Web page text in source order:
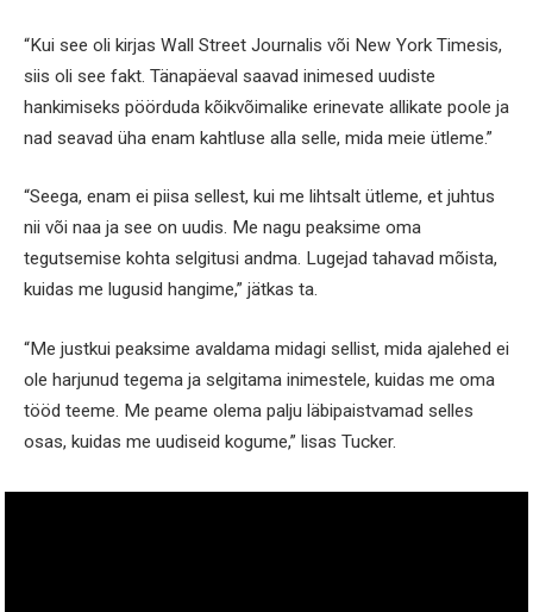
“Kui see oli kirjas Wall Street Journalis või New York Timesis,
siis oli see fakt. Tänapäeval saavad inimesed uudiste
hankimiseks pöörduda kõikvõimalike erinevate allikate poole ja
nad seavad üha enam kahtluse alla selle, mida meie ütleme.”
“Seega, enam ei piisa sellest, kui me lihtsalt ütleme, et juhtus
nii või naa ja see on uudis. Me nagu peaksime oma
tegutsemise kohta selgitusi andma. Lugejad tahavad mõista,
kuidas me lugusid hangime,” jätkas ta.
“Me justkui peaksime avaldama midagi sellist, mida ajalehed ei
ole harjunud tegema ja selgitama inimestele, kuidas me oma
tööd teeme. Me peame olema palju läbipaistvamad selles
osas, kuidas me uudiseid kogume,” lisas Tucker.